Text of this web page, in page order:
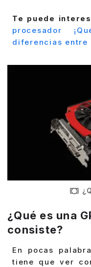
Te puede
procesador
diferencias entre
¿Qué es una
consiste?
En pocas
tiene que ver